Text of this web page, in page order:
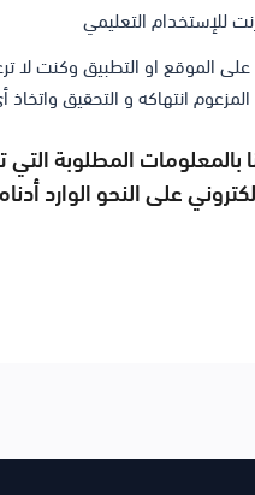
الموقع او التطبيق وكنت لا
انتهاكه و التحقيق واتخاذ
بالمعلومات المطلوبة
على النحو الوارد